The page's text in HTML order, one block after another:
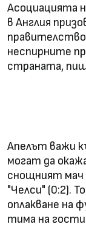
Асоциацията
в Англия
неспирните
страната,
Апелът важи
могат да
снощният
"Челси" (0:2).
оплакване на
тима на